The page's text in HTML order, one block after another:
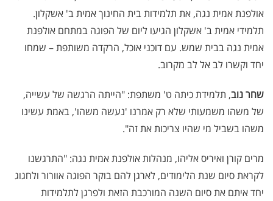
אולפנת אמית נגה, את תלמידות בית החינוך אמית ב' אשקלון.
תלמידי אמית ב' אשקלון הגיעו ליום של הפוגה במתחם אולפנת
אמית נגה בבית שמש. עם דוכני אוכל, הרקדה משותפת – שמחו
יחד וקשרו לב אל לב מקרוב.
שחר נוב, תלמידת כיתה ט' משתפת: "הייתה הרגשה של עשייה,
של משהו משמעותי שלא רק אמרנו 'נעשה משהו', באמת עשינו
משהו בשביל מי שהיו צריכות את זה".
מרים קורן ואיריס אליהו, מנהלות אולפנת אמית נגה: "התרגשנו
לקראת סיום שנת הלימודים, לארגן להם בוקר הפוגה אוורור ולחגוג
יחד איתם את סיום השנה המורכבת הזאת ולפרגן לתלמידות